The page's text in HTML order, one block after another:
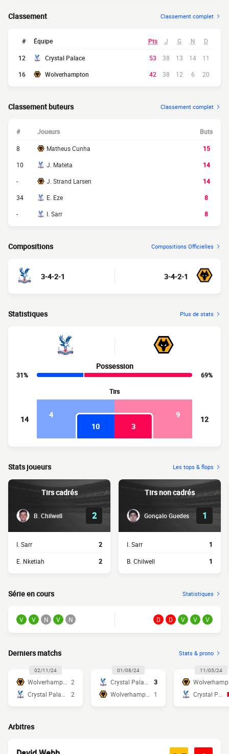
Classement Classement complet
# Équipe Pts J G N D
12 Crystal Palace 53 38 13 14
11
16
Wolverhampton 42 38 12 6 20
Classement buteurs Classement complet
# Joueurs Buts
8 Matheus Cunha
15
10
J. Mateta
14
-
J. Strand Larsen
14
34
E. Eze
8
-
I. Sarr 8
Compositions Compositions Officielles
3-4-2-1 3-4-2-1
Statistiques Plus de stats
Possession
31%
69%
Tirs
14 4
9
10
3
12
Stats joueurs Les tops & flops
Tirs cadrés
B. Chilwell 2
I. Sarr 2
E. Nketiah 2
Tirs non cadrés
Gonçalo Guedes 1
I. Sarr 1
B. Chilwell 1
Série en cours Statistiques
V V N V N D D V V V
Derniers matchs Stats & prono
02/11/24
2
2
01/08/24
3
1
11/05/24
Arbitres